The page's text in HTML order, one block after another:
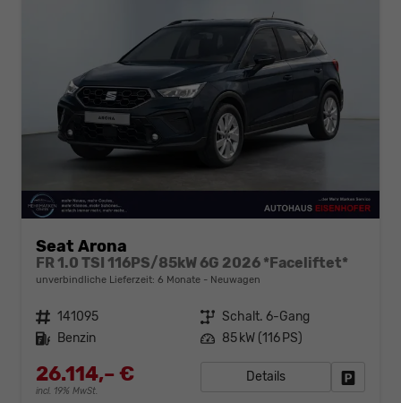
Seat Arona
FR 1.0 TSI 116PS/85kW 6G 2026 *Faceliftet*
unverbindliche Lieferzeit: 6 Monate Neuwagen
Fahrzeugnr. 141095 Getriebe Schalt. 6-Gang
Kraftstoff Benzin Leistung 85 kW (116 PS)
26.114,– €
incl. 19% MwSt.
Details